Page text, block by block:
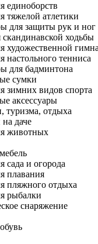
единоборств
тяжелой атлетики
для защиты рук и ног
ходьбы
художественной
настольного тенниса
для бадминтона
сумки
зимних видов спорта
аксессуары
туризма, отдыха
даче
животных
сада и огорода
плавания
пляжного отдыха
рыбалки
снаряжение